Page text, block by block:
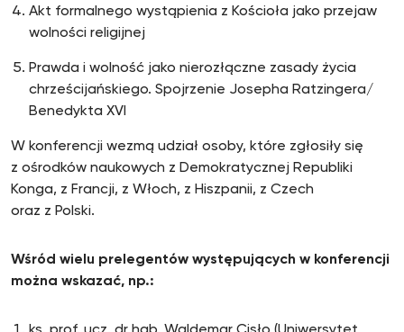
Akt formalnego wystąpienia z Kościoła jako przejaw
wolności religijnej
Prawda i wolność jako nierozłączne zasady życia
chrześcijańskiego. Spojrzenie Josepha Ratzingera/
Benedykta XVI
W konferencji wezmą udział osoby, które zgłosiły się
z ośrodków naukowych z Demokratycznej Republiki
Konga, z Francji, z Włoch, z Hiszpanii, z Czech
oraz z Polski.
Wśród wielu prelegentów występujących w konferencji
można wskazać, np.: